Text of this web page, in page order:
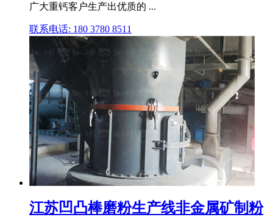
广大重钙客户生产出优质的 ...
联系电话: 180 3780 8511
江苏凹凸棒磨粉生产线非金属矿制粉